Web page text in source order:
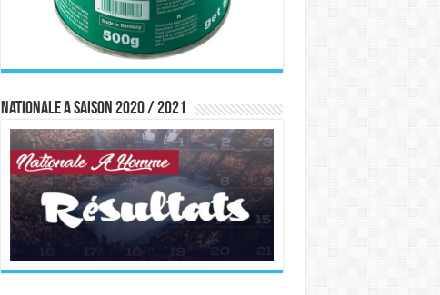
Nationale A saison 2020 / 2021